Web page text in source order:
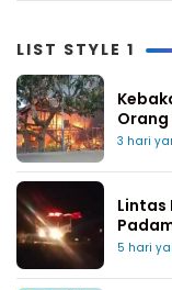
LIST STYLE 1
3 hari
Lintas
5 hari